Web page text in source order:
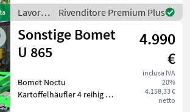
Vierkantrahmenprofilmit
federstahltragrahmen -
Flachstabkrümelwalze DM
Lavorazione
terreno
/
Lemken
Rivenditore Premium Plus
Sonstige Bomet
U 865
4.990
€
inclusa IVA
20%
4.158,33 €
netto
Bomet Noctu
Kartoffelhäufler 4 reihig mit